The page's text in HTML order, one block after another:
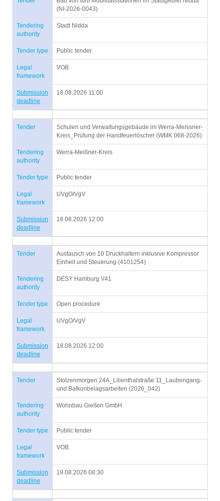
(NI-2026-0043)
Tendering
authority
Stadt Nidda
Tender type Public tender
Legal
framework
VOB
Submission
deadline
18.08.2026 11:00
Tender
Schulen und Verwaltungsgebäude im Werra-Meissner-
Kreis_Prüfung der Handfeuerlöscher (WMK 068-2026)
Tendering
authority
Werra-Meißner-Kreis
Tender type Public tender
Legal
framework
UVgO/VgV
Submission
deadline
18.08.2026 12:00
Tender
Austausch von 10 Druckhaltern inklusive Kompressor
Einheit und Steuerung (4101254)
Tendering
authority
DESY Hamburg V41
Tender type Open procedure
Legal
framework
UVgO/VgV
Submission
deadline
18.08.2026 12:00
Tender
Stolzenmorgen 24A_Lilienthalstraße 11_Laubengang-
und Balkonbelagsarbeiten (2026_042)
Tendering
authority
Wohnbau Gießen GmbH
Tender type Public tender
Legal
framework
VOB
Submission
deadline
19.08.2026 08:30